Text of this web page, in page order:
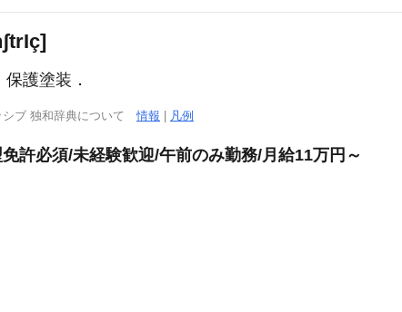
Iç]
護塗装．
シブ 独和辞典について情報 凡例
許必須/未経験歓迎/午前のみ勤務/月給11万円～